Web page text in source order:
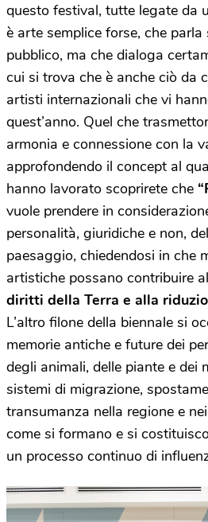
questo festival, tutte legate da
è arte semplice forse, che
pubblico, ma che dialoga
cui si trova che è anche ciò da
artisti internazionali che vi
quest’anno. Quel che
armonia e connessione con la
approfondendo il concept al
hanno lavorato scoprirete che
vuole prendere in
personalità, giuridiche e non,
paesaggio, chiedendosi in che
artistiche possano contribuire
diritti della Terra e alla
L’altro filone della biennale si
memorie antiche e future dei
degli animali, delle piante e dei
sistemi di migrazione,
transumanza nella regione e
come si formano e si
un processo continuo di